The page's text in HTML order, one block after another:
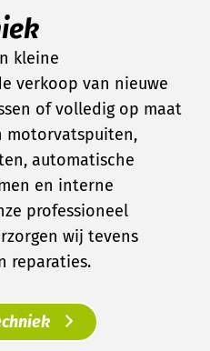
kleine
verkoop van nieuwe
of volledig op maat
motorvatspuiten,
automatische
en interne
professioneel
wij tevens
reparaties.